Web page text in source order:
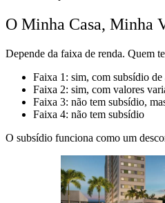
O Minha Casa, Minha
Depende da faixa de renda. Quem
Faixa 1: sim, com subsídio
Faixa 2: sim, com valores
Faixa 3: não tem subsídio,
Faixa 4: não tem subsídio
O subsídio funciona como um